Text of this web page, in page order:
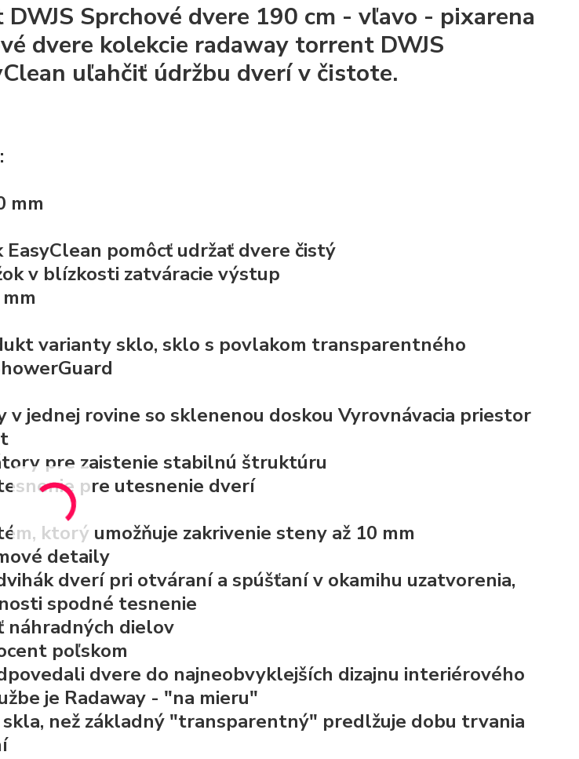
Sprchové dvere 190 cm - vľavo - pixarena
dvere kolekcie radaway torrent DWJS
uľahčiť údržbu dverí v čistote.
mm
pomôcť udržať dvere čistý
v blízkosti zatváracie výstup
varianty sklo, sklo s povlakom transparentného
v jednej rovine so sklenenou doskou Vyrovnávacia priestor
pre zaistenie stabilnú štruktúru
pre utesnenie dverí
ktorý umožňuje zakrivenie steny až 10 mm
detaily
dverí pri otváraní a spúšťaní v okamihu uzatvorenia,
spodné tesnenie
dielov
poľskom
dvere do najneobvyklejších dizajnu interiérového
je Radaway - "na mieru"
než základný "transparentný" predlžuje dobu trvania